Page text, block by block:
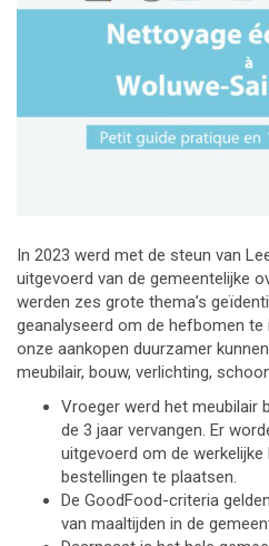
In 2023 werd met de steun van
uitgevoerd van de gemeentelijke
werden zes grote thema’s
geanalyseerd om de hefbomen
onze aankopen duurzamer
meubilair, bouw, verlichting,
Vroeger werd het meubilair
de 3 jaar vervangen. Er
uitgevoerd om de
bestellingen te plaatsen.
De GoodFood-criteria
van maaltijden in de